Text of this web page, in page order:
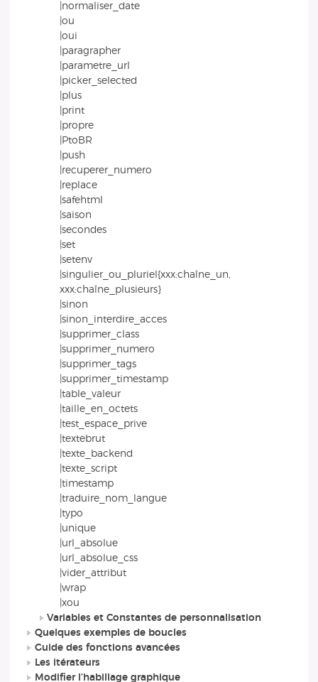
|normaliser_date
|ou
|oui
|paragrapher
|parametre_url
|picker_selected
|plus
|print
|propre
|PtoBR
|push
|recuperer_numero
|replace
|safehtml
|saison
|secondes
|set
|setenv
|singulier_ou_pluriel{xxx:chaîne_un,
xxx:chaîne_plusieurs}
|sinon
|sinon_interdire_acces
|supprimer_class
|supprimer_numero
|supprimer_tags
|supprimer_timestamp
|table_valeur
|taille_en_octets
|test_espace_prive
|textebrut
|texte_backend
|texte_script
|timestamp
|traduire_nom_langue
|typo
|unique
|url_absolue
|url_absolue_css
|vider_attribut
|wrap
|xou
Variables et Constantes de personnalisation
Quelques exemples de boucles
Guide des fonctions avancées
Les itérateurs
Modifier l’habillage graphique